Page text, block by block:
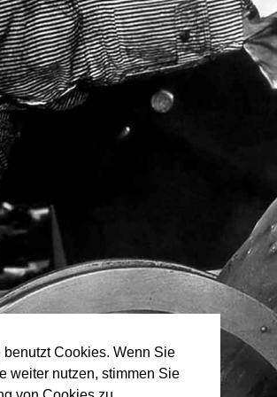
benutzt Cookies. Wenn Sie
weiter nutzen, stimmen Sie